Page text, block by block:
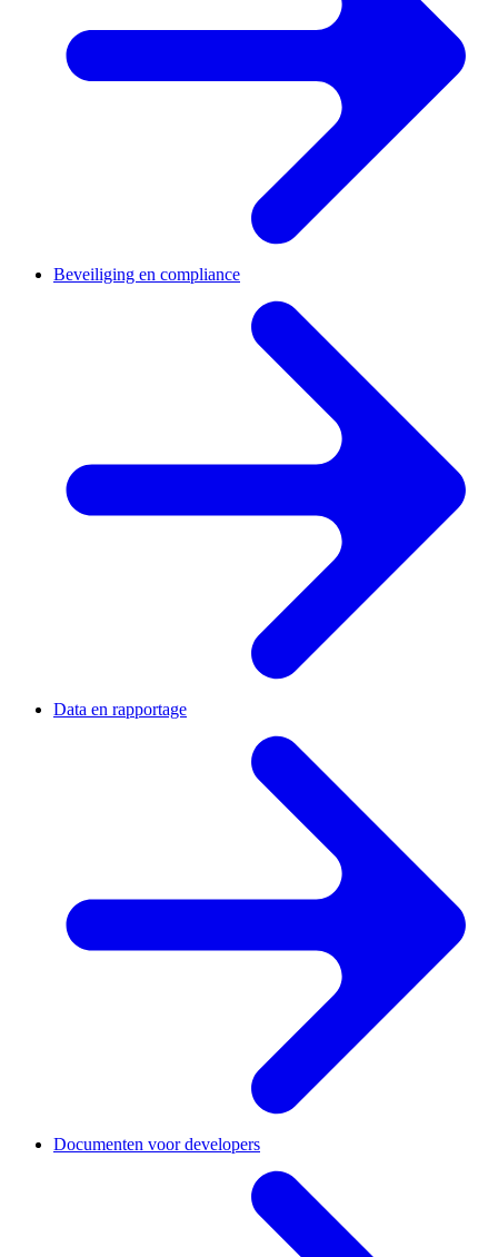
Beveiliging en compliance
Data en rapportage
Documenten voor developers